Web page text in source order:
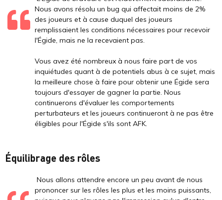
Nous avons résolu un bug qui affectait moins de 2%
des joueurs et à cause duquel des joueurs
remplissaient les conditions nécessaires pour recevoir
l'Égide, mais ne la recevaient pas.
Vous avez été nombreux à nous faire part de vos
inquiétudes quant à de potentiels abus à ce sujet, mais
la meilleure chose à faire pour obtenir une Égide sera
toujours d'essayer de gagner la partie. Nous
continuerons d'évaluer les comportements
perturbateurs et les joueurs continueront à ne pas être
éligibles pour l'Égide s'ils sont AFK.
Équilibrage des rôles
Nous allons attendre encore un peu avant de nous
prononcer sur les rôles les plus et les moins puissants,